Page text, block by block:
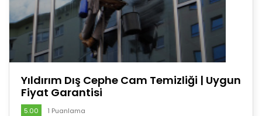
Yıldırım Dış Cephe Cam Temizliği | Uygun
Fiyat Garantisi
5.00 1 Puanlama